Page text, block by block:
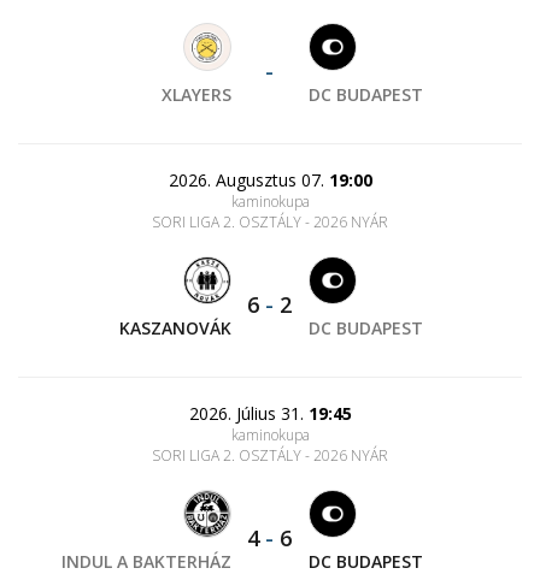
XLAYERS
-
DC BUDAPEST
2026. Augusztus 07. 19:00
kaminokupa
SORI LIGA 2. OSZTÁLY - 2026 NYÁR
KASZANOVÁK
6 - 2
DC BUDAPEST
2026. Július 31. 19:45
kaminokupa
SORI LIGA 2. OSZTÁLY - 2026 NYÁR
INDUL A BAKTERHÁZ
4- 6
DC BUDAPEST